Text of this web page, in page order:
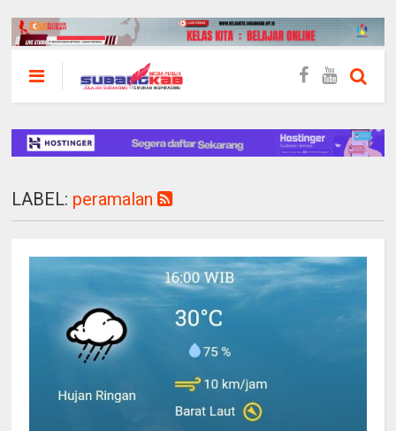
LABEL: peramalan